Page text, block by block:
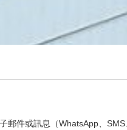
郵件或訊息（WhatsApp、